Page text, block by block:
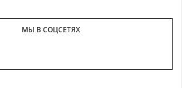
МЫ В СОЦСЕТЯХ